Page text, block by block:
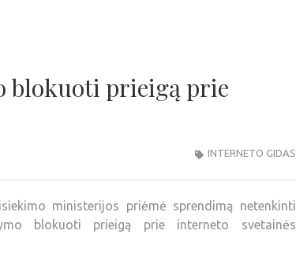
blokuoti prieigą prie
INTERNETO GIDAS
ministerijos priėmė sprendimą netenkinti
blokuoti prieigą prie interneto svetainės